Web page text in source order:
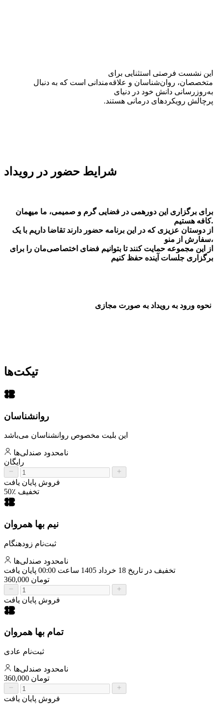
این نشست فرصتی استثنایی برای
متخصصان، روان‌شناسان و علاقه‌مندانی است که به دنبال
به‌روزرسانی دانش خود در دنیای
پرچالش رویکردهای درمانی هستند.
برای برگزاری این دورهمی در فضایی گرم و صمیمی، ما میهمان
کافه هستیم.
از دوستان عزیزی که در این برنامه حضور دارند تقاضا داریم با یک
سفارش از منو،
از این مجموعه حمایت کنند تا بتوانیم فضای اختصاصی‌مان را برای
برگزاری جلسات آینده حفظ کنیم
تیکت‌ها
روانشناسان
این بلیت مخصوص روانشناسان می‌باشد
نامحدود صندلی‌ها
رایگان
فروش پایان یافت
50٪ تخفیف
نیم بها همروان
ثبت‌نام زودهنگام
نامحدود صندلی‌ها
تخفیف در تاریخ 18 خرداد 1405 ساعت 00:00 پایان یافت
360,000 تومان
فروش پایان یافت
تمام بها همروان
ثبت‌نام عادی
نامحدود صندلی‌ها
360,000 تومان
فروش پایان یافت